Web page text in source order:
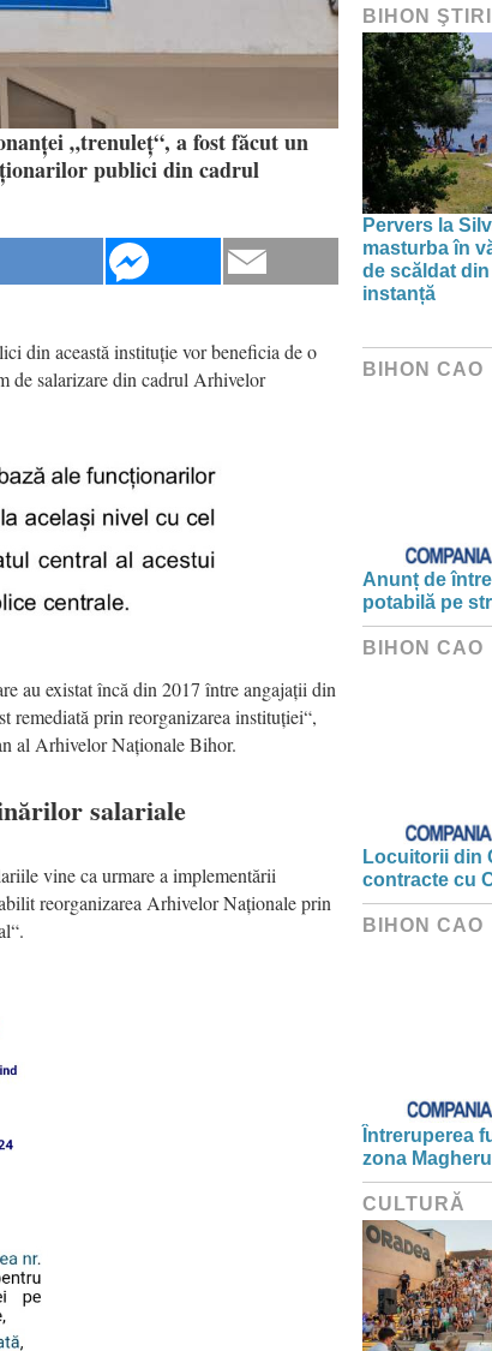
„trenuleț“, a fost făcut un
publici din cadrul
din această instituție vor beneficia de o
de salarizare din cadrul Arhivelor
au existat încă din 2017 între angajații din
remediată prin reorganizarea instituției“,
al Arhivelor Naționale Bihor.
salariale
vine ca urmare a implementării
reorganizarea Arhivelor Naționale prin
BIHON
Pervers la
masturba în
de scăldat
instanță
BIHON CAO
Anunț de
potabilă pe
BIHON CAO
Locuitorii din
contracte cu
BIHON CAO
Întreruperea
zona
CULTURĂ